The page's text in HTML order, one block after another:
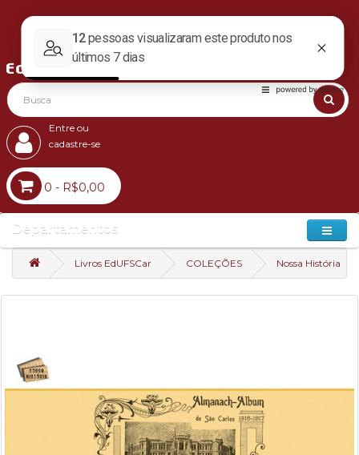
Entre ou
cadastre-se
0 - R$0,00
Departamentos
Livros EdUFSCar COLEÇÕES Nossa História